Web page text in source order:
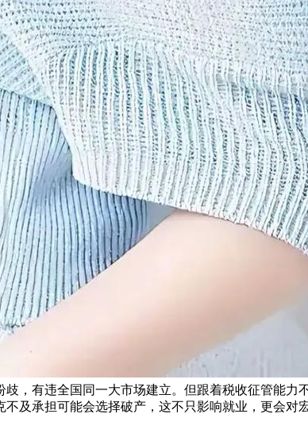
歧，有违全国同一大市场建立。但跟着税收征管能
及承担可能会选择破产，这不只影响就业，更会对